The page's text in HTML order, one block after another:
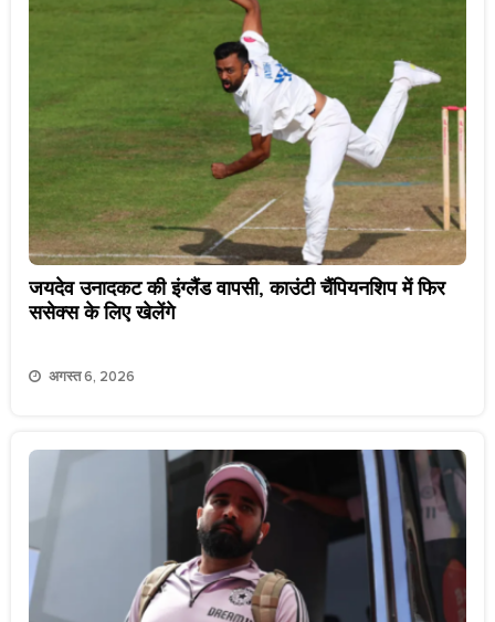
जयदेव उनादकट की इंग्लैंड वापसी, काउंटी चैंपियनशिप में फिर
ससेक्स के लिए खेलेंगे
अगस्त 6, 2026